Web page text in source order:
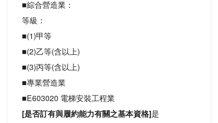
■綜合營造業：
等級：
■(1)甲等
■(2)乙等(含以上)
■(3)丙等(含以上)
■專業營造業
■E603020 電梯安裝工程業
[是否訂有與履約能力有關之基本資格]是